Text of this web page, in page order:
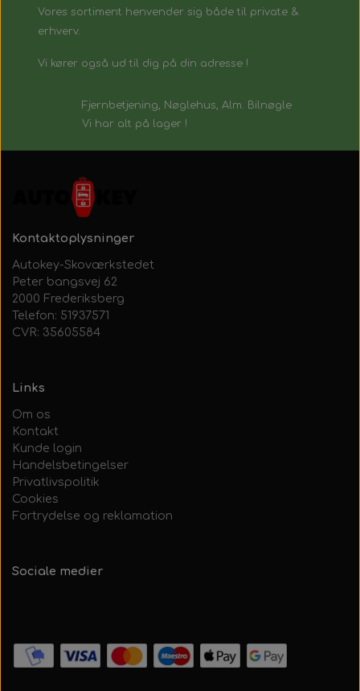
Vores sortiment henvender sig både til private &
erhverv.
Vi kører også ud til dig på din adresse !
Fjernbetjening, Nøglehus, Alm. Bilnøgle
Vi har alt på lager !
Kontaktoplysninger
Autokey-Skoværkstedet
Peter bangsvej 62
2000 Frederiksberg
Telefon: 51937571
CVR: 35605584
Links
Om os
Kontakt
Kunde login
Handelsbetingelser
Privatlivspolitik
Cookies
Fortrydelse og reklamation
Sociale medier